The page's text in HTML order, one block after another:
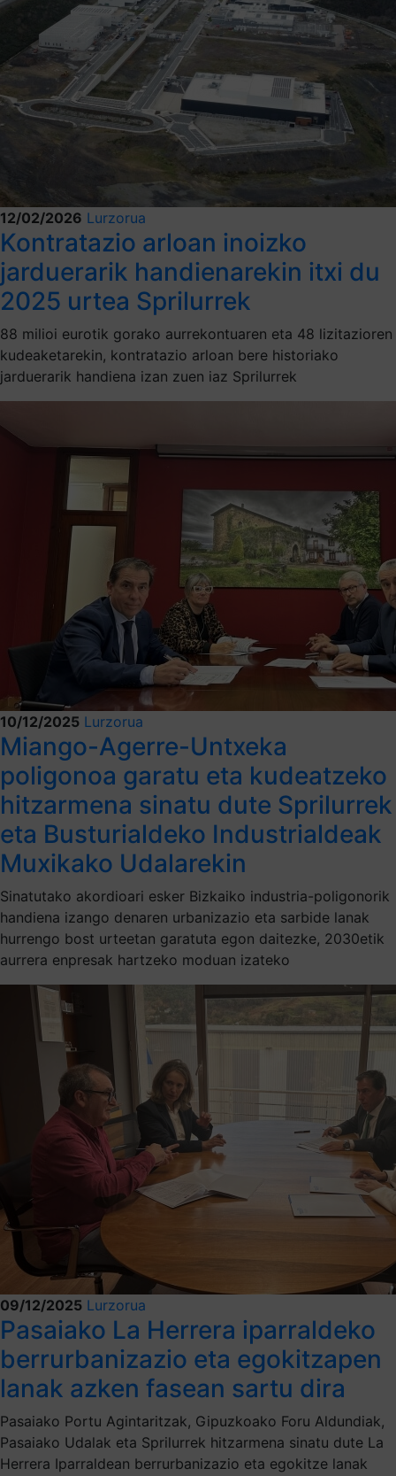
12/02/2026 Lurzorua
Kontratazio arloan inoizko
jarduerarik handienarekin itxi du
2025 urtea Sprilurrek
88 milioi eurotik gorako aurrekontuaren eta 48 lizitazioren
kudeaketarekin, kontratazio arloan bere historiako
jarduerarik handiena izan zuen iaz Sprilurrek
10/12/2025 Lurzorua
Miango-Agerre-Untxeka
poligonoa garatu eta kudeatzeko
hitzarmena sinatu dute Sprilurrek
eta Busturialdeko Industrialdeak
Muxikako Udalarekin
Sinatutako akordioari esker Bizkaiko industria-poligonorik
handiena izango denaren urbanizazio eta sarbide lanak
hurrengo bost urteetan garatuta egon daitezke, 2030etik
aurrera enpresak hartzeko moduan izateko
09/12/2025 Lurzorua
Pasaiako La Herrera iparraldeko
berrurbanizazio eta egokitzapen
lanak azken fasean sartu dira
Pasaiako Portu Agintaritzak, Gipuzkoako Foru Aldundiak,
Pasaiako Udalak eta Sprilurrek hitzarmena sinatu dute La
Herrera Iparraldean berrurbanizazio eta egokitze lanak